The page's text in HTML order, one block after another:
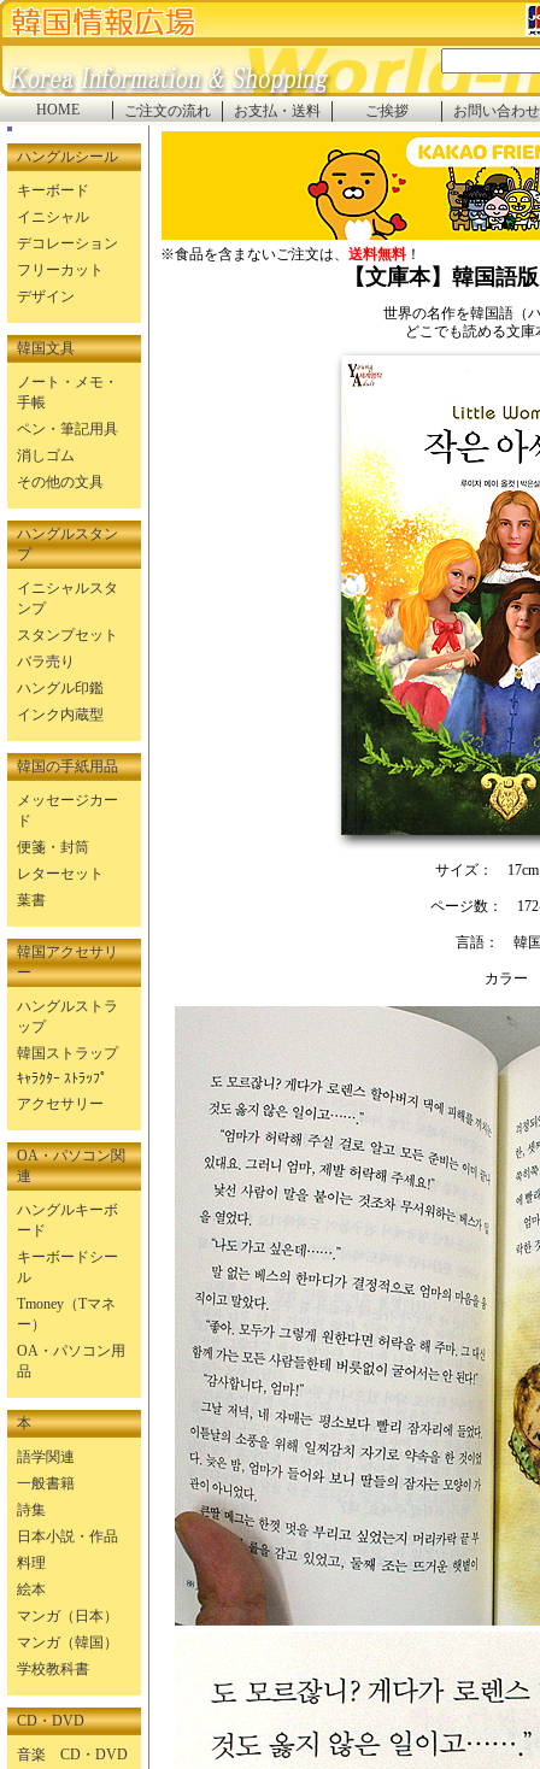
HOME ご注文の流れ お支払・送料 ご挨拶 お問い合わせ
ハングルシール
キーボード
イニシャル
デコレーション
フリーカット
デザイン
韓国文具
ノート・メモ・
手帳
ペン・筆記用具
消しゴム
その他の文具
ハングルスタン
プ
イニシャルスタ
ンプ
スタンプセット
バラ売り
ハングル印鑑
インク内蔵型
韓国の手紙用品
メッセージカー
ド
便箋・封筒
レターセット
葉書
韓国アクセサリ
ー
ハングルストラ
ップ
韓国ストラップ
ｷｬﾗｸﾀｰ ｽﾄﾗｯﾌﾟ
アクセサリー
OA・パソコン関
連
ハングルキーボ
ード
キーボードシー
ル
Tmoney（Tマネ
ー）
OA・パソコン用
品
本
語学関連
一般書籍
詩集
日本小説・作品
料理
絵本
マンガ（日本）
マンガ（韓国）
学校教科書
CD・DVD
音楽 CD・DVD
※食品を含まないご注文は、 送料無料 ！
【文庫本】韓国語
世界の名作を韓国語（
どこでも読める文庫
サイズ：
ページ数： 172
言語： 韓
カラー